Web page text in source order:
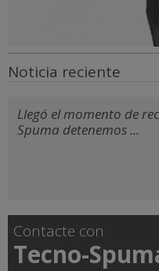
Noticia reciente
Llegó el momento de
Spuma detenemos ...
Contacte con
Tecno-